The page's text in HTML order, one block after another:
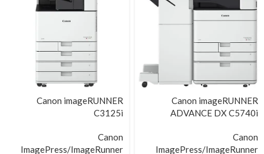
Canon imageRUNNER
ADVANCE DX C5740i
Canon
ImagePress/ImageRunner
Canon imageRUNNER
C3125i
Canon
ImagePress/ImageRunner